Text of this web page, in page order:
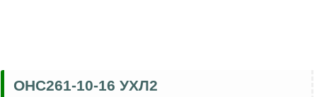
ОНС261-10-16 УХЛ2